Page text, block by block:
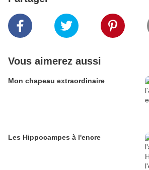
Vous aimerez aussi
Mon chapeau extraordinaire
Les Hippocampes à l'encre